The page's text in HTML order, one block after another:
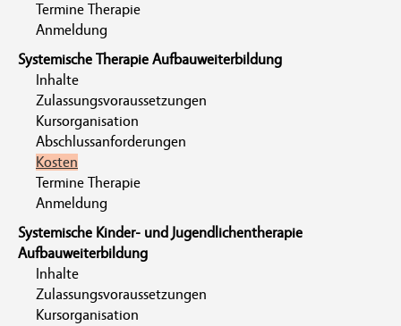
Termine Therapie
Anmeldung
Systemische Therapie Aufbauweiterbildung
Inhalte
Zulassungsvoraussetzungen
Kursorganisation
Abschlussanforderungen
Kosten
Termine Therapie
Anmeldung
Systemische Kinder- und Jugendlichentherapie
Aufbauweiterbildung
Inhalte
Zulassungsvoraussetzungen
Kursorganisation